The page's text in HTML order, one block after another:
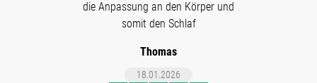
die Anpassung an den Körper und
somit den Schlaf
Thomas
18.01.2026